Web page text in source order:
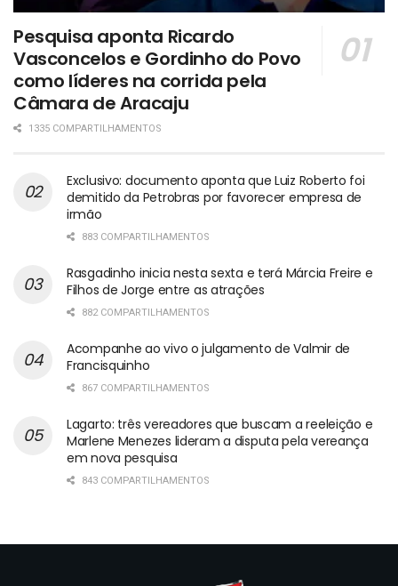
Pesquisa aponta Ricardo
Vasconcelos e Gordinho do Povo
como líderes na corrida pela
Câmara de Aracaju
1335 COMPARTILHAMENTOS
Exclusivo: documento aponta que Luiz Roberto foi
demitido da Petrobras por favorecer empresa de
irmão
883 COMPARTILHAMENTOS
Rasgadinho inicia nesta sexta e terá Márcia Freire e
Filhos de Jorge entre as atrações
882 COMPARTILHAMENTOS
Acompanhe ao vivo o julgamento de Valmir de
Francisquinho
867 COMPARTILHAMENTOS
Lagarto: três vereadores que buscam a reeleição e
Marlene Menezes lideram a disputa pela vereança
em nova pesquisa
843 COMPARTILHAMENTOS